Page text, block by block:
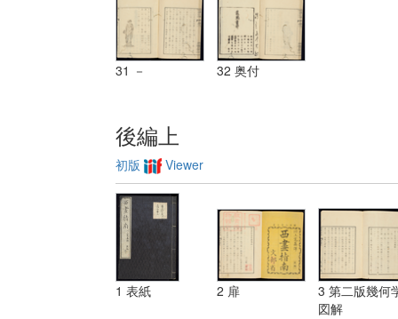
31 － 32 奥付
後編上
初版 Viewer
1 表紙 2 扉
3 第二版幾何
図解